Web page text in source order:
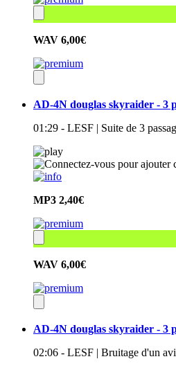
WAV 6,00€
AD-4N douglas skyraider - 3
01:29 - LESF | Suite de 3
MP3 2,40€
WAV 6,00€
AD-4N douglas skyraider - 3
02:06 - LESF | Bruitage d'un